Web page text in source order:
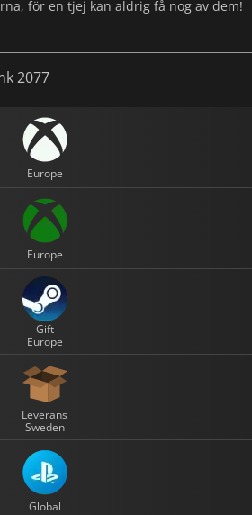
för en tjej kan aldrig få nog av dem!
2077
Europe
Europe
Gift
Europe
Leverans
Sweden
Global